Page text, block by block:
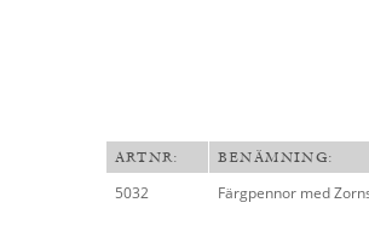
ARTNR: BENÄMNING:
5032 Färgpennor med